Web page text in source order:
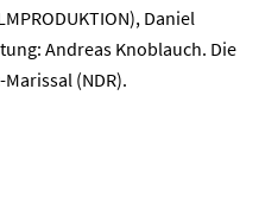
Daniel
Andreas Knoblauch. Die
(NDR).